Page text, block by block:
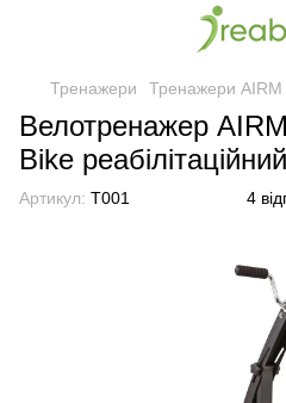
Тренажери Тренажери AIRM
Велотренажер
Bike
Артикул: T001 4